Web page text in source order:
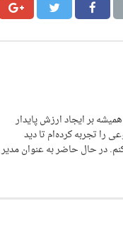
بر ایجاد ارزش پایدار
را تجربه کرده‌ام تا دید
در حال حاضر به عنوان مدیر